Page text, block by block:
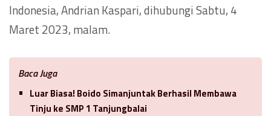
Indonesia, Andrian Kaspari, dihubungi Sabtu, 4
Maret 2023, malam.
Baca Juga
Luar Biasa! Boido Simanjuntak Berhasil Membawa
Tinju ke SMP 1 Tanjungbalai